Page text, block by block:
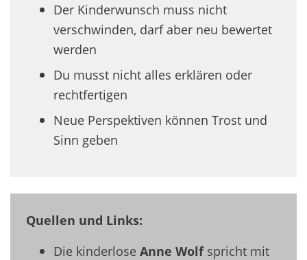
Der Kinderwunsch muss nicht
verschwinden, darf aber neu bewertet
werden
Du musst nicht alles erklären oder
rechtfertigen
Neue Perspektiven können Trost und
Sinn geben
Quellen und Links:
Die kinderlose Anne Wolfspricht mit